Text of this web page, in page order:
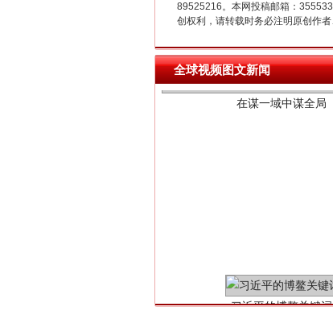
89525216。本网投稿邮箱：
创权利，请转载时务必注明原创作者
全球视频图文新闻